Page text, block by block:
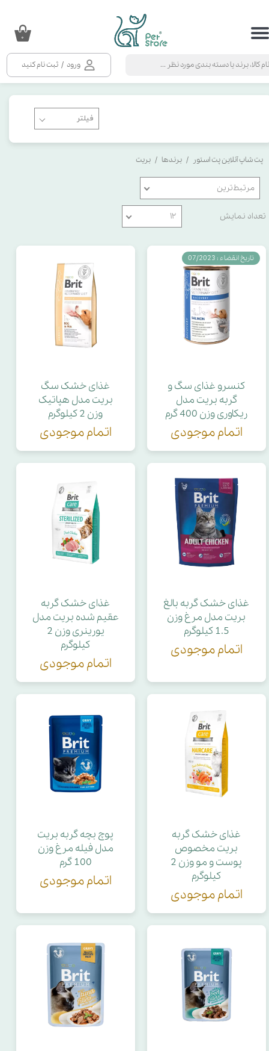
ورود / ثبت نام کنید
حساب کاربری من
سفارشات
۰
پت شاپ آنلاین پت استور برندها بریت
مرتبط‌ترین
تعداد نمایش ۱۲
کنسرو غذای سگ و
گربه بریت مدل
ریکاوری وزن 400 گرم
اتمام موجودی
تاریخ انقضاء : 07/2023
غذای خشک سگ
بریت مدل هپاتیک
وزن 2 کیلوگرم
اتمام موجودی
غذای خشک گربه بالغ
بریت مدل مرغ وزن
1.5 کیلوگرم
اتمام موجودی
غذای خشک گربه
عقیم شده بریت مدل
یورینری وزن 2
کیلوگرم
اتمام موجودی
غذای خشک گربه
بریت مخصوص
پوست و مو وزن 2
کیلوگرم
اتمام موجودی
پوچ بچه گربه بریت
مدل فیله مرغ وزن
100 گرم
اتمام موجودی